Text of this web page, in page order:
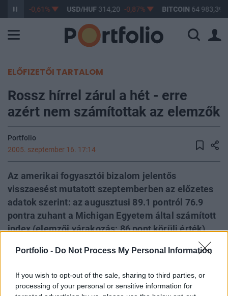
Portfolio - Do Not Process My Personal Information
If you wish to opt-out of the sale, sharing to third parties, or
processing of your personal or sensitive information for
363,17 -0,61% USD/HUF314,20 -0,87% BITCOIN 64 983,39
ELŐFIZETŐI TARTALOM
Rossz hírrel zárul a hét - erre
azért nem számítottak az elemzők
Portfolio
2005. szeptember 16. 17:14
Az amerikai fogyasztói bizalom jelentős
visszaesést mutatott szeptemberben az előzetes
adatok szerint: az augusztusi 89.1 pontról 76.9
pontra zuhant a Michigan Egyetem által számított
index (elemzői várakozás: 86 pont körüli érték),
míg az elkövetkezendő hat hónapra vonatkozó
várakozások indexe 63.6 pontra esett az előző
a Kartina-hurrikán által okozott sokk húzódik